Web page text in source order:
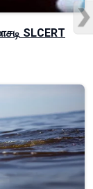
SLCERT